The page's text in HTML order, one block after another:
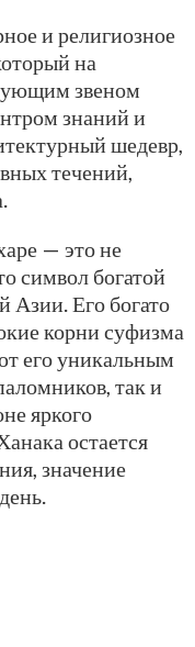
и религиозное
на
звеном
знаний и
шедевр,
течений,
— это не
символ богатой
Азии. Его богато
корни суфизма
его уникальным
так и
яркого
остается
значение